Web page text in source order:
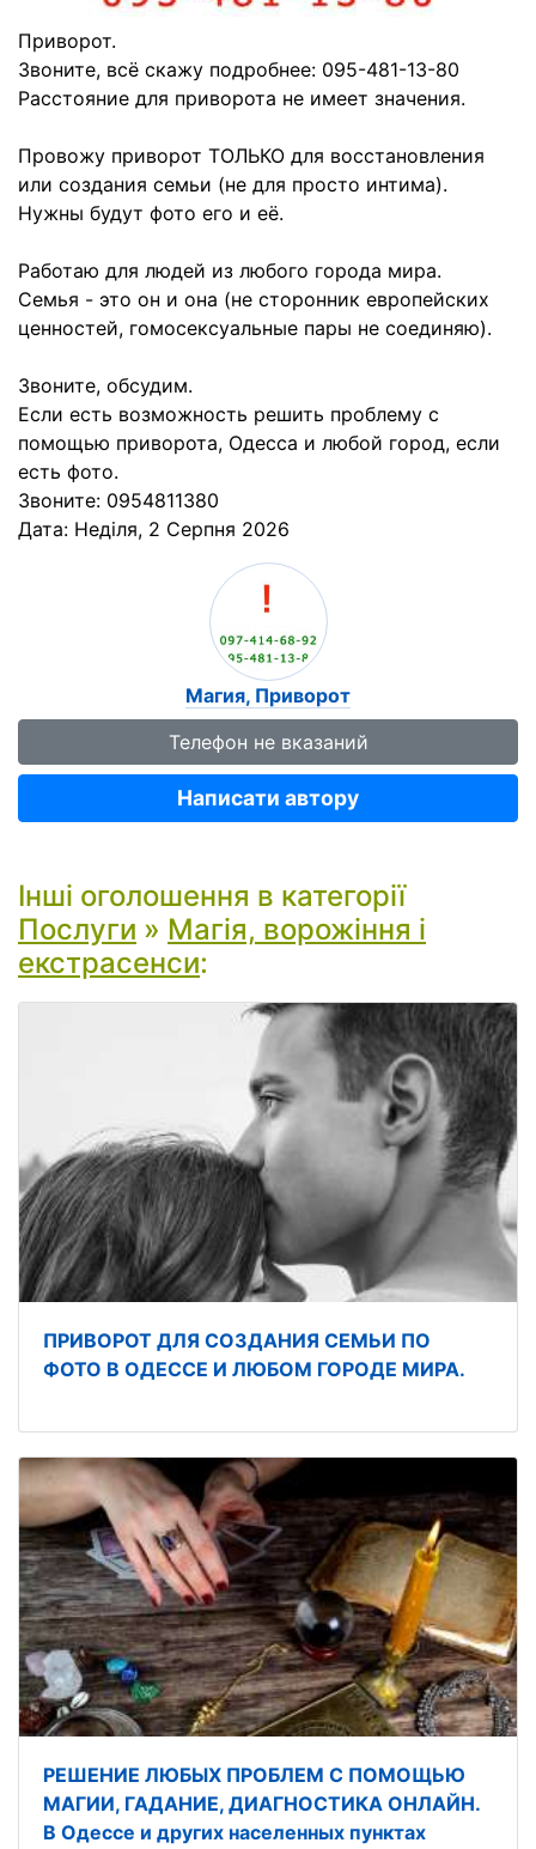
Приворот.
Звоните, всё скажу подробнее: 095-481-13-80
Расстояние для приворота не имеет значения.
Провожу приворот ТОЛЬКО для восстановления
или создания семьи (не для просто интима).
Нужны будут фото его и её.
Работаю для людей из любого города мира.
Семья - это он и она (не сторонник европейских
ценностей, гомосексуальные пары не соединяю).
Звоните, обсудим.
Если есть возможность решить проблему с
помощью приворота, Одесса и любой город, если
есть фото.
Звоните: 0954811380
Дата: Неділя, 2 Серпня 2026
Магия, Приворот
Телефон не вказаний
Написати автору
Інші оголошення в категорії
Послуги » Магія, ворожіння і
екстрасенси:
ПРИВОРОТ ДЛЯ СОЗДАНИЯ СЕМЬИ ПО
ФОТО В ОДЕССЕ И ЛЮБОМ ГОРОДЕ МИРА.
РЕШЕНИЕ ЛЮБЫХ ПРОБЛЕМ С ПОМОЩЬЮ
МАГИИ, ГАДАНИЕ, ДИАГНОСТИКА ОНЛАЙН.
В Одессе и других населенных пунктах